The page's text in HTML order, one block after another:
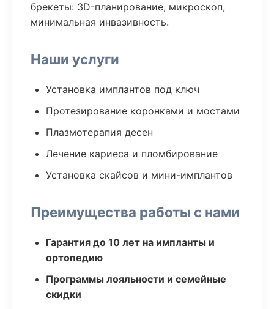
брекеты: 3D-планирование, микроскоп,
минимальная инвазивность.
Наши услуги
Установка имплантов под ключ
Протезирование коронками и мостами
Плазмотерапия десен
Лечение кариеса и пломбирование
Установка скайсов и мини-имплантов
Преимущества работы с нами
Гарантия до 10 лет на импланты и
ортопедию
Программы лояльности и семейные
скидки